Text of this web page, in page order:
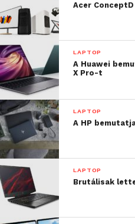
Acer
LAPTOP
A Huawei
X Pro-t
LAPTOP
A HP
LAPTOP
Brutálisak